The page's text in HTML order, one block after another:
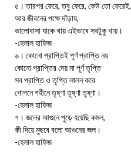
৫। তারপর ফেরে, তবু ফেরে, কেউ তো ফেরেই,
আর জীবনের পক্ষে দাঁড়ায়,
ভালোবাসা যাকে খায় এইভাবে সবটুকু খায়।
-হেলাল হাফিজ
৬। কোনো প্রাপ্তিই পূর্ণ প্রাপ্তি নয়
কোনো প্রাপ্তির দেয় না পূর্ণ তৃপ্তি
সব প্রাপ্তি ও তৃপ্তি লালন করে
গোপনে গহীনে তৃষ্ণা তৃষ্ণা তৃষ্ণা।
-হেলাল হাফিজ
৭। জলের আগুনে পুড়ে হয়েছি কমল,
কী দিয়ে মুছবে বলো আগুনের জল।
-হেলাল হাফিজ